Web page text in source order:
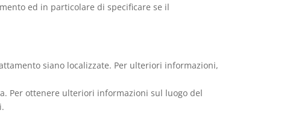
ed in particolare di specificare se il
siano localizzate. Per ulteriori informazioni,
Per ottenere ulteriori informazioni sul luogo del